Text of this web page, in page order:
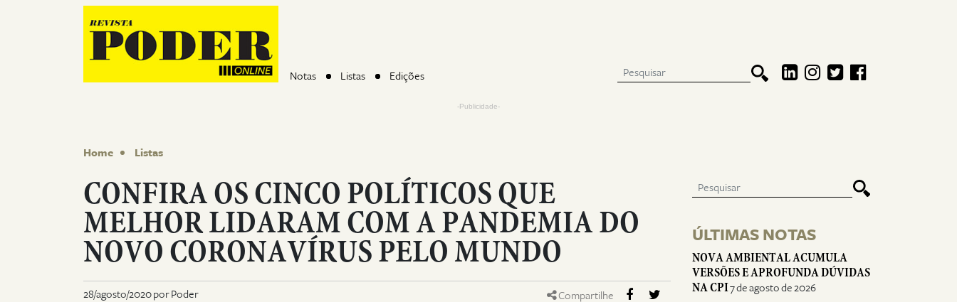
Notas Listas Edições
-Publicidade-
Home Listas
CONFIRA OS CINCO POLÍTICOS QUE
MELHOR LIDARAM COM A PANDEMIA DO
NOVO CORONAVÍRUS PELO MUNDO
28/agosto/2020 por Poder Compartilhe
ÚLTIMAS NOTAS
NOVA AMBIENTAL ACUMULA
VERSÕES E APROFUNDA DÚVIDAS
NA CPI7 de agosto de 2026